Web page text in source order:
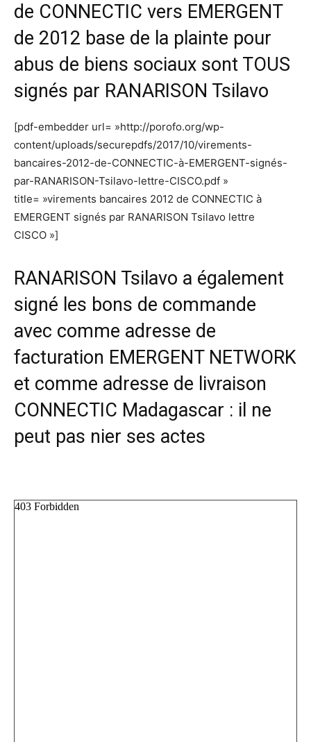
de CONNECTIC vers EMERGENT
de 2012 base de la plainte pour
abus de biens sociaux sont TOUS
signés par RANARISON Tsilavo
[pdf-embedder url= »http://porofo.org/wp-
content/uploads/securepdfs/2017/10/virements-
bancaires-2012-de-CONNECTIC-à-EMERGENT-signés-
par-RANARISON-Tsilavo-lettre-CISCO.pdf »
title= »virements bancaires 2012 de CONNECTIC à
EMERGENT signés par RANARISON Tsilavo lettre
CISCO »]
RANARISON Tsilavo a également
signé les bons de commande
avec comme adresse de
facturation EMERGENT NETWORK
et comme adresse de livraison
CONNECTIC Madagascar : il ne
peut pas nier ses actes